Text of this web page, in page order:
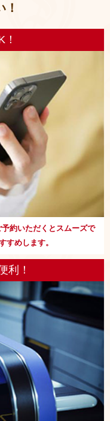
約いただくとスムーズで
めします。
利！